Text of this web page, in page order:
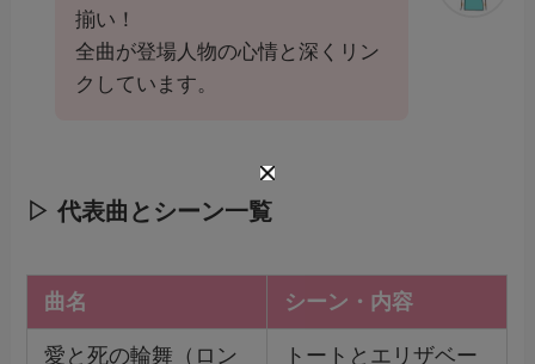
揃い！
全曲が登場人物の心情と深くリン
クしています。
▷ 代表曲とシーン一覧
曲名 シーン・内容
愛と死の輪舞（ロン
トートとエリザベー